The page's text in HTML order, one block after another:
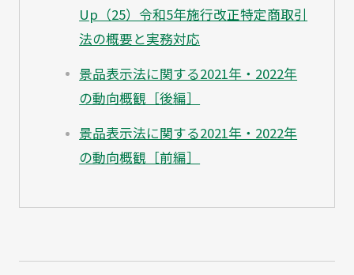
Up（25）令和5年施行改正特定商取引
法の概要と実務対応
景品表示法に関する2021年・2022年
の動向概観［後編］
景品表示法に関する2021年・2022年
の動向概観［前編］